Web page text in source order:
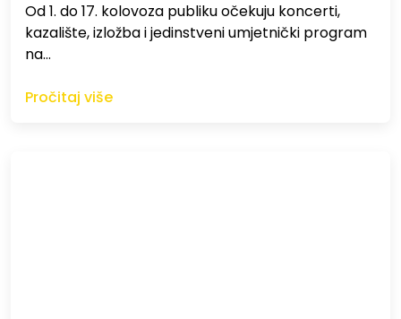
Od 1. do 17. kolovoza publiku očekuju koncerti,
kazalište, izložba i jedinstveni umjetnički program
na…
Pročitaj više